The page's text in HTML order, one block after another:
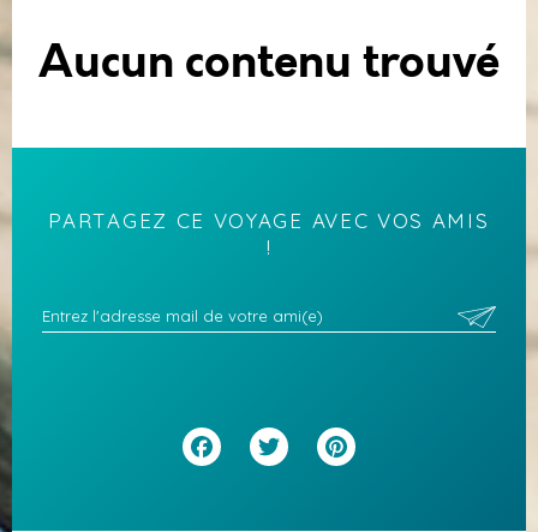
Aucun contenu trouvé
PARTAGEZ CE VOYAGE AVEC VOS AMIS
!
Facebook
Twitter